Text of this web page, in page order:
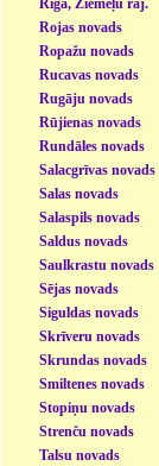
Rīga, Ziemeļu raj.
Rojas novads
Ropažu novads
Rucavas novads
Rugāju novads
Rūjienas novads
Rundāles novads
Salacgrīvas novads
Salas novads
Salaspils novads
Saldus novads
Saulkrastu novads
Sējas novads
Siguldas novads
Skrīveru novads
Skrundas novads
Smiltenes novads
Stopiņu novads
Strenču novads
Talsu novads